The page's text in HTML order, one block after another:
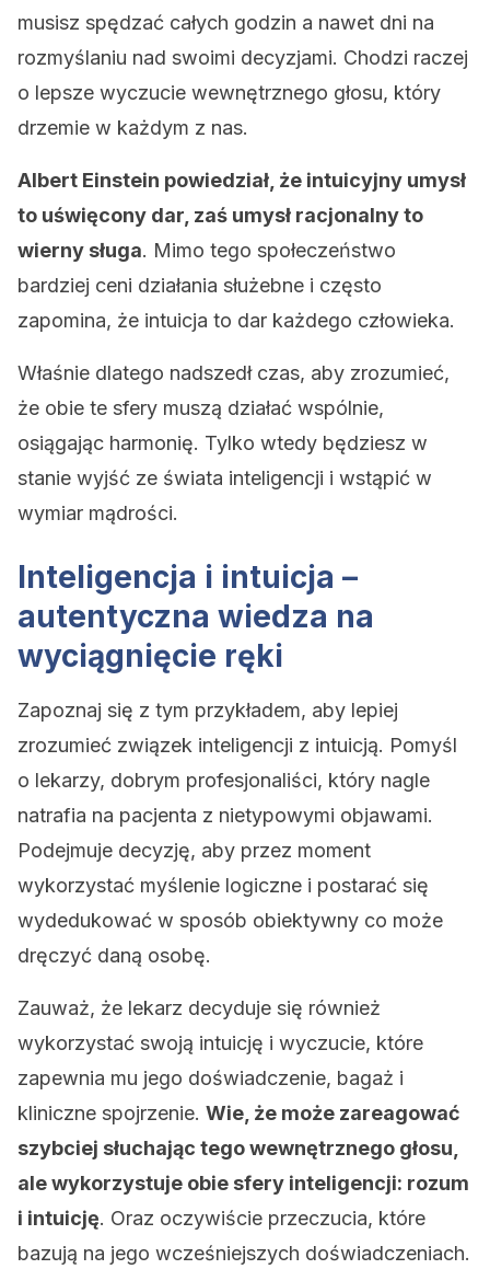
musisz spędzać całych godzin a nawet dni na
rozmyślaniu nad swoimi decyzjami. Chodzi raczej
o lepsze wyczucie wewnętrznego głosu, który
drzemie w każdym z nas.
Albert Einstein powiedział, że intuicyjny umysł
to uświęcony dar, zaś umysł racjonalny to
wierny sługa. Mimo tego społeczeństwo
bardziej ceni działania służebne i często
zapomina, że intuicja to dar każdego człowieka.
Właśnie dlatego nadszedł czas, aby zrozumieć,
że obie te sfery muszą działać wspólnie,
osiągając harmonię. Tylko wtedy będziesz w
stanie wyjść ze świata inteligencji i wstąpić w
wymiar mądrości.
Inteligencja i intuicja –
autentyczna wiedza na
wyciągnięcie ręki
Zapoznaj się z tym przykładem, aby lepiej
zrozumieć związek inteligencji z intuicją. Pomyśl
o lekarzy, dobrym profesjonaliści, który nagle
natrafia na pacjenta z nietypowymi objawami.
Podejmuje decyzję, aby przez moment
wykorzystać myślenie logiczne i postarać się
wydedukować w sposób obiektywny co może
dręczyć daną osobę.
Zauważ, że lekarz decyduje się również
wykorzystać swoją intuicję i wyczucie, które
zapewnia mu jego doświadczenie, bagaż i
kliniczne spojrzenie. Wie, że może zareagować
szybciej słuchając tego wewnętrznego głosu,
ale wykorzystuje obie sfery inteligencji: rozum
i intuicję. Oraz oczywiście przeczucia, które
bazują na jego wcześniejszych doświadczeniach.